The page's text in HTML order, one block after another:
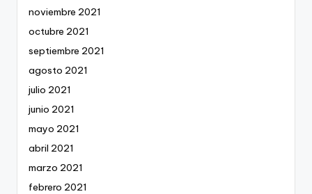
noviembre 2021
octubre 2021
septiembre 2021
agosto 2021
julio 2021
junio 2021
mayo 2021
abril 2021
marzo 2021
febrero 2021